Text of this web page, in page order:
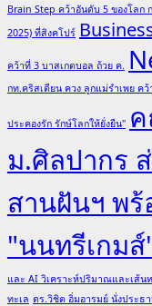
Brain Step คว้าอันดับ 5 ของโลก
2025) ที่สิงคโปร์
คว้าที่ 3 บาสเกตบอล ถ้วย ค.
กท.คริสเตียน ควง ลูกแม่รำเพย
ประคองรัก รักษ์โลกให้ยั่งยืน"
ม.ศิลปากร
สานฝันฯ พ
"นนทรีเกมส์
และ AI วิเคราะห์ปริมาณและเส้น
ทะเล ดร.วิชิต อิ่มอารมย์ นั่งประธ